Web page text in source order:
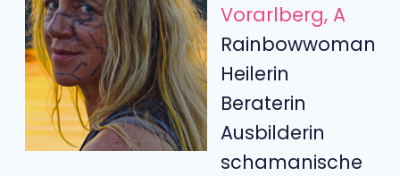
Vorarlberg, A
Rainbowwoman
Heilerin
Beraterin
Ausbilderin
schamanische